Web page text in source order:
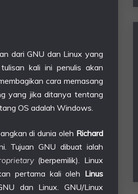
dari GNU dan Linux yang
kali ini penulis akan
cara memasang
yang jika ditanya tentang
OS adalah Windows.
di dunia oleh Richard
Tujuan GNU dibuat ialah
(berpemilik). Linux
pertama kali oleh Linus
dan Linux. GNU/Linux